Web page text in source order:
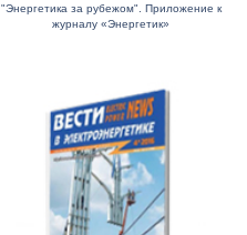
"Энергетика за рубежом". Приложение к
журналу «Энергетик»